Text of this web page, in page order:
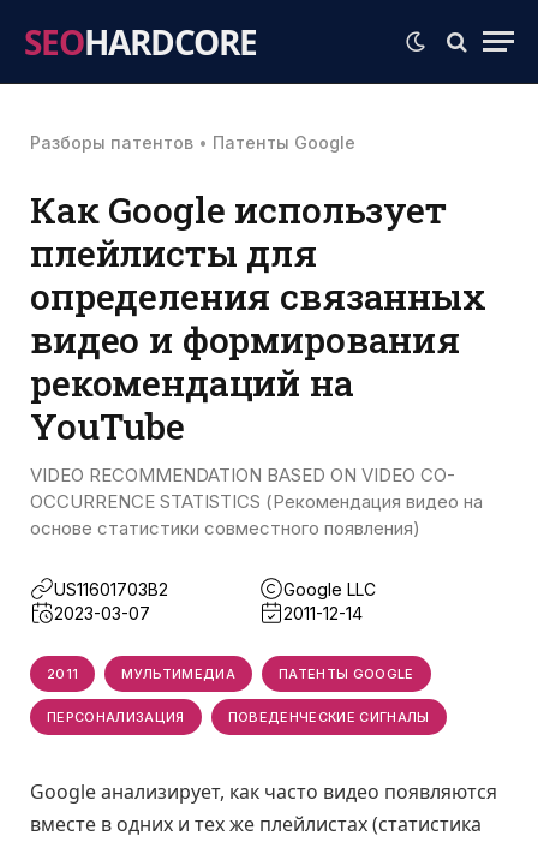
SEOHARDCORE
Разборы патентов • Патенты Google
Как Google использует
плейлисты для
определения связанных
видео и формирования
рекомендаций на
YouTube
VIDEO RECOMMENDATION BASED ON VIDEO CO-
OCCURRENCE STATISTICS (Рекомендация видео на
основе статистики совместного появления)
US11601703B2
Google LLC
2023-03-07
2011-12-14
2011 МУЛЬТИМЕДИА ПАТЕНТЫ GOOGLE
ПЕРСОНАЛИЗАЦИЯ ПОВЕДЕНЧЕСКИЕ СИГНАЛЫ
Google анализирует, как часто видео появляются
вместе в одних и тех же плейлистах (статистика